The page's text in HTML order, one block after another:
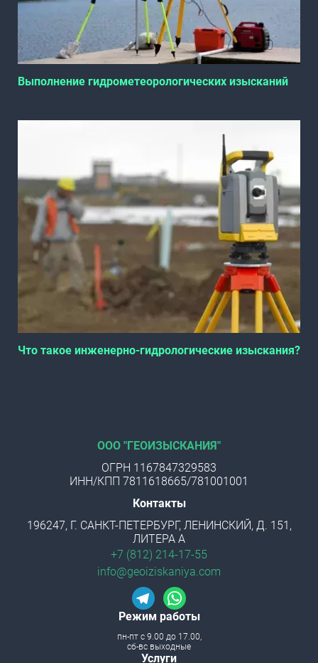
Выполнение гидрометеорологических изысканий
Что такое инженерно-гидрологические изыскания?
ООО "ГЕОИЗЫСКАНИЯ"
ОГРН 1167847329583
ИНН/КПП 7811618665/781001001
Контакты
196247, Г. САНКТ-ПЕТЕРБУРГ, ЛЕНИНСКИЙ, Д. 151,
ЛИТЕРА А
+7 (812) 214-17-55
info@geoiziskaniya.com
Режим работы
пн-пт с 9.00 до 17.00,
сб-вс выходные
Услуги